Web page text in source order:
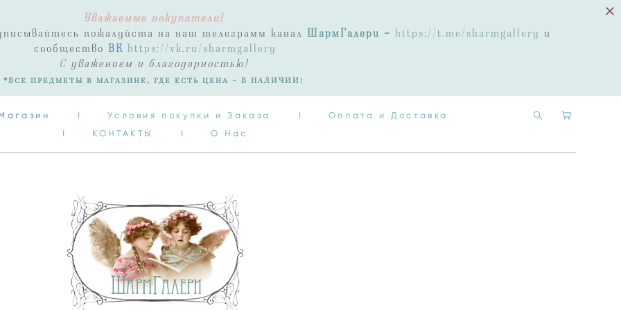
Уважаемые покупатели!
пожалуйста на наш телеграмм канал ШармГалери - https://t.me/sharmgallery и
сообщество ВК https://vk.ru/sharmgallery
Суважением и благодарностью!
*Все предметы в магазине, где есть цена - В НАЛИЧИИ!
I Условия покупки и Заказа I
Оплата и Доставка
I
КОНТАКТЫ I О Нас
Условия покупки и Заказа
I
КОНТАКТЫ I О Нас